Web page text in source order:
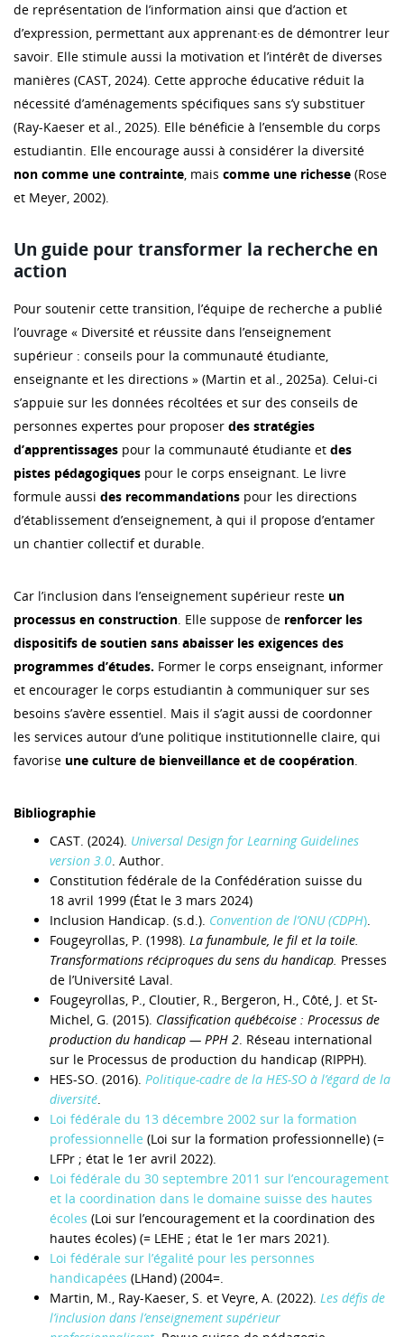
de représentation de l’information ainsi que d’action et
d’expression, permettant aux apprenant·es de démontrer leur
savoir. Elle stimule aussi la motivation et l’intérêt de diverses
manières (CAST, 2024). Cette approche éducative réduit la
nécessité d’aménagements spécifiques sans s’y substituer
(Ray-Kaeser et al., 2025). Elle bénéficie à l’ensemble du corps
estudiantin. Elle encourage aussi à considérer la diversité
non comme une contrainte, mais comme une richesse (Rose
et Meyer, 2002).
Un guide pour transformer la recherche en
action
Pour soutenir cette transition, l’équipe de recherche a publié
l’ouvrage « Diversité et réussite dans l’enseignement
supérieur : conseils pour la communauté étudiante,
enseignante et les directions » (Martin et al., 2025a). Celui-ci
s’appuie sur les données récoltées et sur des conseils de
personnes expertes pour proposer des stratégies
d’apprentissages pour la communauté étudiante et des
pistes pédagogiques pour le corps enseignant. Le livre
formule aussi des recommandations pour les directions
d’établissement d’enseignement, à qui il propose d’entamer
un chantier collectif et durable.
Car l’inclusion dans l’enseignement supérieur reste un
processus en construction. Elle suppose de renforcer les
dispositifs de soutien sans abaisser les exigences des
programmes d’études. Former le corps enseignant, informer
et encourager le corps estudiantin à communiquer sur ses
besoins s’avère essentiel. Mais il s’agit aussi de coordonner
les services autour d’une politique institutionnelle claire, qui
favorise une culture de bienveillance et de coopération.
Bibliographie
CAST. (2024). Universal Design for Learning Guidelines
version 3.0. Author.
Constitution fédérale de la Confédération suisse du
18 avril 1999 (État le 3 mars 2024)
Inclusion Handicap. (s.d.). Convention de l’ONU (CDPH).
Fougeyrollas, P. (1998). La funambule, le fil et la toile.
Transformations réciproques du sens du handicap. Presses
de l’Université Laval.
Fougeyrollas, P., Cloutier, R., Bergeron, H., Côté, J. et St-
Michel, G. (2015). Classification québécoise : Processus de
production du handicap — PPH 2. Réseau international
sur le Processus de production du handicap (RIPPH).
HES-SO. (2016). Politique-cadre de la HES-SO à l’égard de la
diversité.
Loi fédérale du 13 décembre 2002 sur la formation
professionnelle (Loi sur la formation professionnelle) (=
LFPr ; état le 1er avril 2022).
Loi fédérale du 30 septembre 2011 sur l’encouragement
et la coordination dans le domaine suisse des hautes
écoles (Loi sur l’encouragement et la coordination des
hautes écoles) (= LEHE ; état le 1er mars 2021).
Loi fédérale sur l’égalité pour les personnes
handicapées (LHand) (2004=.
Martin, M., Ray-Kaeser, S. et Veyre, A. (2022). Les défis de
l’inclusion dans l’enseignement supérieur